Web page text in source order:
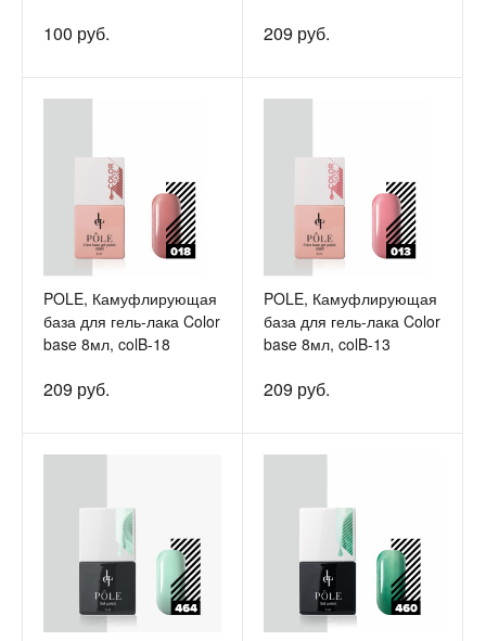
100 руб. 209 руб.
POLE, Камуфлирующая
база для гель-лака Color
base 8мл, colB-18
209 руб.
POLE, Камуфлирующая
база для гель-лака Color
base 8мл, colB-13
209 руб.